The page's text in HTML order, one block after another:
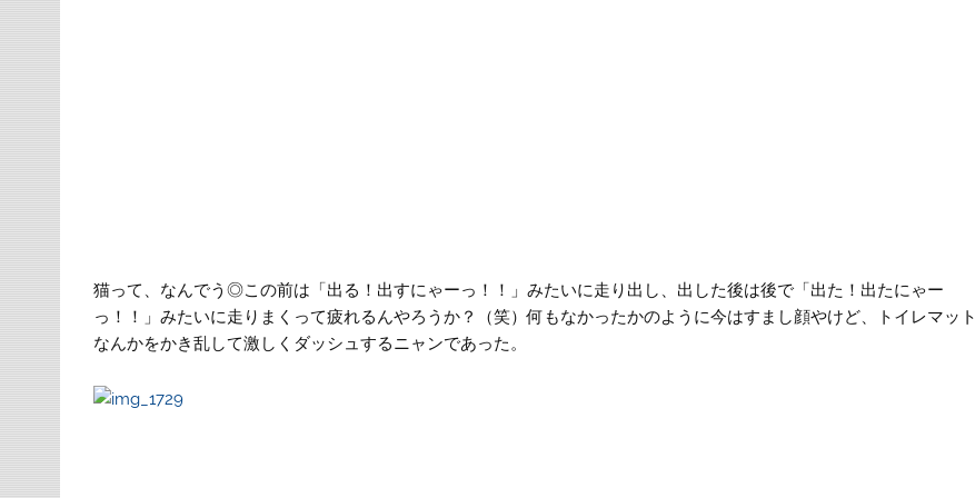
猫って、なんでう◎この前は「出る！出すにゃーっ！！」みたいに走り出し、出した後は後で「出た！出たにゃー
っ！！」みたいに走りまくって疲れるんやろうか？（笑）何もなかったかのように今はすまし顔やけど、トイレマット
なんかをかき乱して激しくダッシュするニャンであった。